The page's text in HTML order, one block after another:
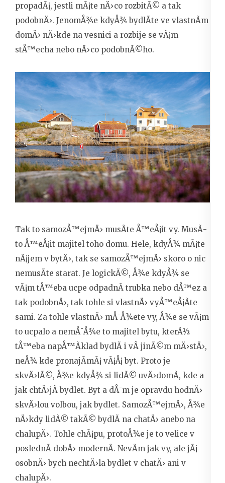
propadÃ¡, jestli mÃ¡te nÄ›co rozbitÃ© a tak
podobnÄ›. JenomÅ¾e kdyÅ¾ bydlÃ­te ve vlastnÃ­m
domÄ› nÄ›kde na vesnici a rozbije se vÃ¡m
stÅ™echa nebo nÄ›co podobnÃ©ho.
Tak to samozÅ™ejmÄ› musÃ­te Å™eÅ¡it vy. MusÃ­
to Å™eÅ¡it majitel toho domu. Hele, kdyÅ¾ mÃ¡te
nÃ¡jem v bytÄ›, tak se samozÅ™ejmÄ› skoro o nic
nemusÃ­te starat. Je logickÃ©, Å¾e kdyÅ¾ se
vÃ¡m tÅ™eba ucpe odpadnÃ­ trubka nebo dÅ™ez a
tak podobnÄ›, tak tohle si vlastnÄ› vyÅ™eÅ¡Ã­te
sami. Za tohle vlastnÄ› mÅ¯Å¾ete vy, Å¾e se vÃ¡m
to ucpalo a nemÅ¯Å¾e to majitel bytu, kterÃ½
tÅ™eba napÅ™Ã­klad bydlÃ­ i vÂ jinÃ©m mÄ›stÄ›,
neÅ¾ kde pronajÃ­mÃ¡ vÃ¡Å¡ byt. Proto je
skvÄ›lÃ©, Å¾e kdyÅ¾ si lidÃ© uvÄ›domÃ­, kde a
jak chtÄ›jÃ­ bydlet. Byt a dÅ¯m je opravdu hodnÄ›
skvÄ›lou volbou, jak bydlet. SamozÅ™ejmÄ›, Å¾e
nÄ›kdy lidÃ© takÃ© bydlÃ­ na chatÄ› anebo na
chalupÄ›. Tohle chÃ¡pu, protoÅ¾e je to velice v
poslednÃ­ dobÄ› modernÃ­. NevÃ­m jak vy, ale jÃ¡
osobnÄ› bych nechtÄ›la bydlet v chatÄ› ani v
chalupÄ›.